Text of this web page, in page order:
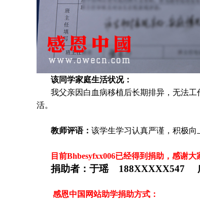
该同学家庭生活状况：
我父亲因白血病移植后长期排异，无法
活。
教师评语： 该学生学习认真严谨，积极向
目前Bhbesyfxx006已经得到捐助，感谢大
捐助者： 于瑶 188XXXXX547
感恩中国网站助学捐助方式：